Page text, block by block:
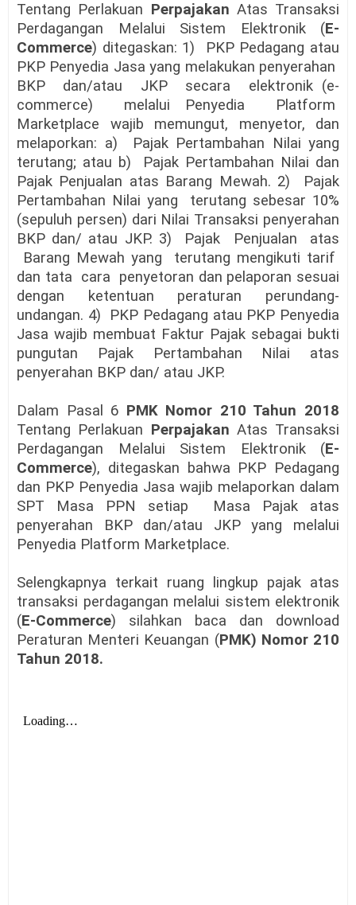
Tentang Perlakuan Perpajakan Atas Transaksi
Perdagangan Melalui Sistem Elektronik (E-
Commerce) ditegaskan: 1) PKP Pedagang atau
PKP Penyedia Jasa yang melakukan penyerahan
BKP dan/atau JKP secara elektronik (e-
commerce) melalui Penyedia Platform
Marketplace wajib memungut, menyetor, dan
melaporkan: a) Pajak Pertambahan Nilai yang
terutang; atau b) Pajak Pertambahan Nilai dan
Pajak Penjualan atas Barang Mewah. 2) Pajak
Pertambahan Nilai yang terutang sebesar 10%
(sepuluh persen) dari Nilai Transaksi penyerahan
BKP dan/ atau JKP. 3) Pajak Penjualan atas
Barang Mewah yang terutang mengikuti tarif
dan tata cara penyetoran dan pelaporan sesuai
dengan ketentuan peraturan perundang-
undangan. 4) PKP Pedagang atau PKP Penyedia
Jasa wajib membuat Faktur Pajak sebagai bukti
pungutan Pajak Pertambahan Nilai atas
penyerahan BKP dan/ atau JKP.
Dalam Pasal 6 PMK Nomor 210 Tahun 2018
Tentang Perlakuan Perpajakan Atas Transaksi
Perdagangan Melalui Sistem Elektronik (E-
Commerce), ditegaskan bahwa PKP Pedagang
dan PKP Penyedia Jasa wajib melaporkan dalam
SPT Masa PPN setiap Masa Pajak atas
penyerahan BKP dan/atau JKP yang melalui
Penyedia Platform Marketplace.
Selengkapnya terkait ruang lingkup pajak atas
transaksi perdagangan melalui sistem elektronik
(E-Commerce) silahkan baca dan download
Peraturan Menteri Keuangan (PMK) Nomor 210
Tahun 2018.